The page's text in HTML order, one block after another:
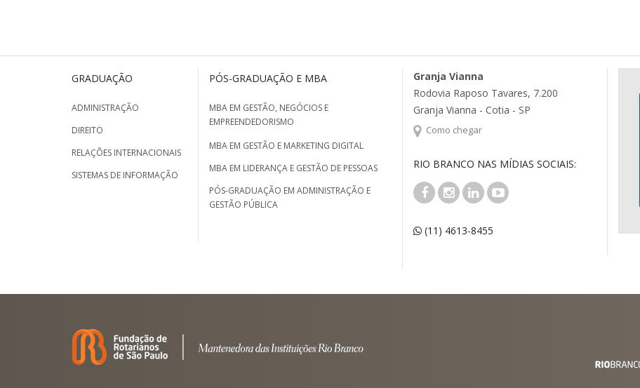
GRADUAÇÃO
ADMINISTRAÇÃO
DIREITO
RELAÇÕES INTERNACIONAIS
SISTEMAS DE INFORMAÇÃO
PÓS-GRADUAÇÃO E MBA
MBA EM GESTÃO, NEGÓCIOS E
EMPREENDEDORISMO
MBA EM GESTÃO E MARKETING DIGITAL
MBA EM LIDERANÇA E GESTÃO DE PESSOAS
PÓS-GRADUAÇÃO EM ADMINISTRAÇÃO E
GESTÃO PÚBLICA
Granja Vianna
Rodovia Raposo Tavares, 7.200
Granja Vianna - Cotia - SP
Como chegar
RIO BRANCO NAS MÍDIAS SOCIAIS:
(11) 4613-8455